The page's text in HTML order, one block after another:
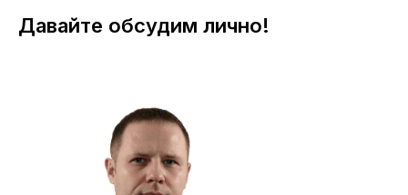
Давайте обсудим лично!